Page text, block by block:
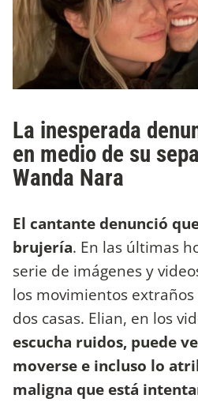
La inesperada
en medio de su
Wanda Nara
El cantante denunció
brujería. En las últimas
serie de imágenes y
los movimientos
dos casas. Elian, en los
escucha ruidos, puede
moverse e incluso lo
maligna que está